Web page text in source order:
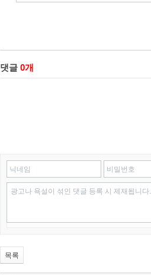
댓글 0개
닉네임 비밀번호
광고나 욕설이 섞인 댓글 등록 시 제재됩니다.
목록